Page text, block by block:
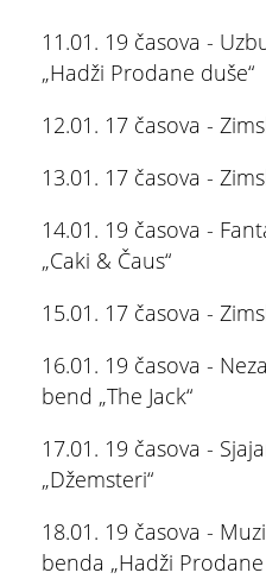
11.01. 19 časova -
„Hadži Prodane duše“
12.01. 17 časova -
13.01. 17 časova -
14.01. 19 časova -
„Caki & Čaus“
15.01. 17 časova -
16.01. 19 časova -
bend „The Jack“
17.01. 19 časova -
„Džemsteri“
18.01. 19 časova -
benda „Hadži Prodane